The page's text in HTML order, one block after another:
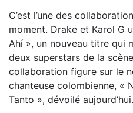
C’est l’une des
moment. Drake et Karol G
Ahí », un nouveau titre qui
deux superstars de la
collaboration figure sur le
chanteuse colombienne, «
Tanto », dévoilé aujourd’hui.